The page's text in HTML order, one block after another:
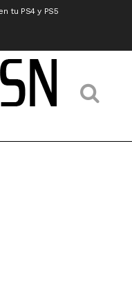
tu PS4 y PS5